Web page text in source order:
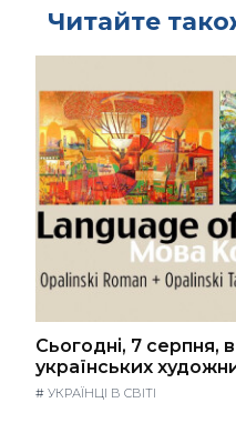
Читайте
Сьогодні, 7 серпня,
українських
# УКРАЇНЦІ В СВІТІ